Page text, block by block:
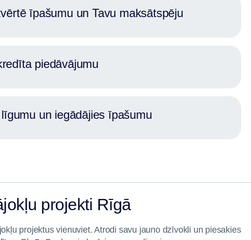
īpašumu un Tavu maksātspēju
piedāvājumu
un iegādājies īpašumu
projekti Rīgā
projektus vienuviet. Atrodi savu jauno dzīvokli un piesakies